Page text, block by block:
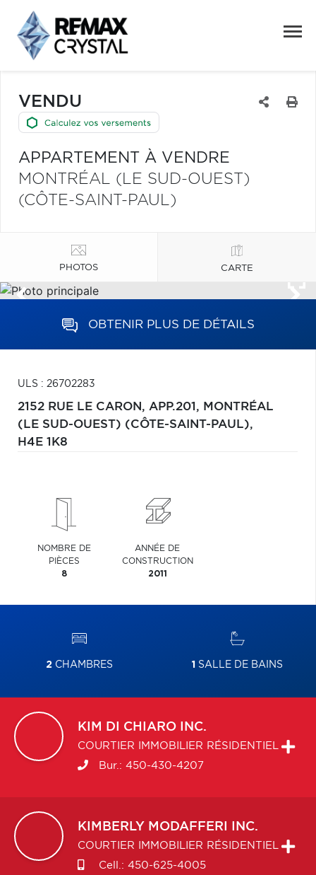
VENDU
APPARTEMENT À VENDRE
MONTRÉAL (LE SUD-OUEST)
(CÔTE-SAINT-PAUL)
PHOTOS CARTE
OBTENIR PLUS DE DÉTAILS
ULS : 26702283
2152 RUE LE CARON, APP.201, MONTRÉAL
(LE SUD-OUEST) (CÔTE-SAINT-PAUL),
H4E 1K8
NOMBRE DE
PIÈCES
8
ANNÉE DE
CONSTRUCTION
2011
2CHAMBRES 1 SALLE DE BAINS
KIM DI CHIARO INC.
COURTIER IMMOBILIER RÉSIDENTIEL
Bur.: 450-430-4207
KIMBERLY MODAFFERI INC.
COURTIER IMMOBILIER RÉSIDENTIEL
Cell.: 450-625-4005